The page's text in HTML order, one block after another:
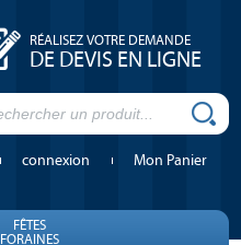
connexion Mon Panier
FÊTES
FORAINES
RÉALISEZ VOTRE DEMANDE
DE DEVIS EN LIGNE